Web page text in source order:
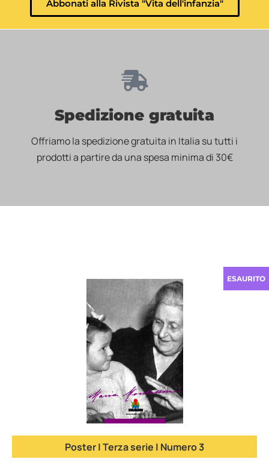
Abbonati alla Rivista "Vita dell'infanzia"
Spedizione gratuita
Offriamo la spedizione gratuita in Italia su tutti i
prodotti a partire da una spesa minima di 30€
ESAURITO
Poster | Terza serie | Numero 3